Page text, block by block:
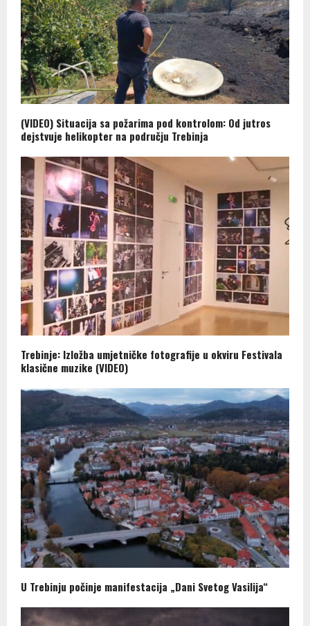
(VIDEO) Situacija sa požarima pod kontrolom: Od jutros
dejstvuje helikopter na području Trebinja
Trebinje: Izložba umjetničke fotografije u okviru Festivala
klasične muzike (VIDEO)
U Trebinju počinje manifestacija „Dani Svetog Vasilija“